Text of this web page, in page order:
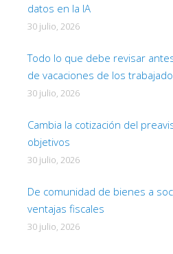
datos en la IA
30 julio, 2026
Todo lo que debe revisar
de vacaciones de los
30 julio, 2026
Cambia la cotización del
objetivos
30 julio, 2026
De comunidad de bienes a
ventajas fiscales
30 julio, 2026